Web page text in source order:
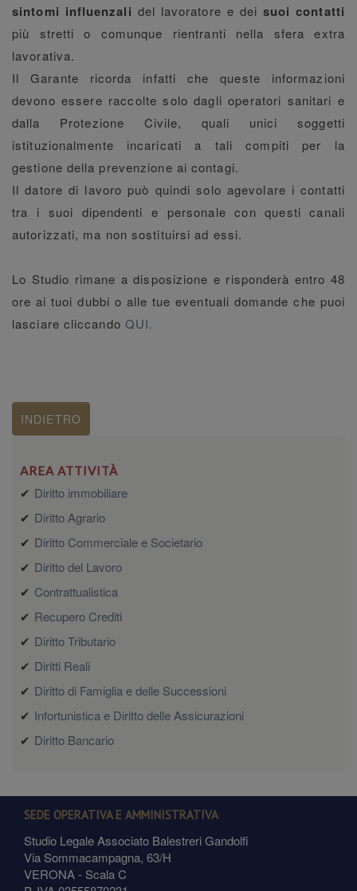
sintomi influenzali del lavoratore e dei suoi contatti
più stretti o comunque rientranti nella sfera extra
lavorativa.
Il Garante ricorda infatti che queste informazioni
devono essere raccolte solo dagli operatori sanitari e
dalla Protezione Civile, quali unici soggetti
istituzionalmente incaricati a tali compiti per la
gestione della prevenzione ai contagi.
Il datore di lavoro può quindi solo agevolare i contatti
tra i suoi dipendenti e personale con questi canali
autorizzati, ma non sostituirsi ad essi.
Lo Studio rimane a disposizione e risponderà entro 48
ore ai tuoi dubbi o alle tue eventuali domande che puoi
lasciare cliccando QUI.
INDIETRO
AREA ATTIVITÀ
Diritto immobiliare
Diritto Agrario
Diritto Commerciale e Societario
Diritto del Lavoro
Contrattualistica
Recupero Crediti
Diritto Tributario
Diritti Reali
Diritto di Famiglia e delle Successioni
Infortunistica e Diritto delle Assicurazioni
Diritto Bancario
SEDE OPERATIVA E AMMINISTRATIVA
Studio Legale Associato Balestreri Gandolfi
Via Sommacampagna, 63/H
VERONA - Scala C